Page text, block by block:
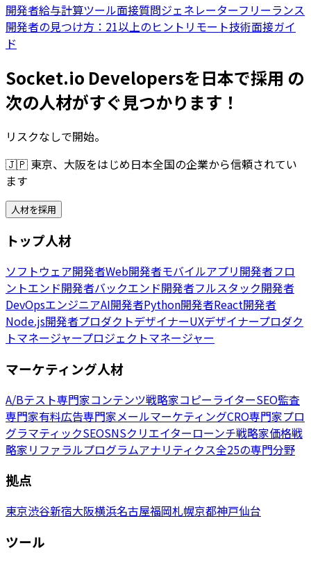
開発者給与計算ツール面接質問ジェネレーターフリーランス
開発者の見つけ方：21以上のヒント リモート技術面接ガイ
ド
Socket.io Developersを日本で採用 の
次の人材がすぐ見つかります！
リスクなしで開始。
🇯🇵 東京、大阪をはじめ日本全国の企業から信頼されてい
ます
人材を採用
トップ人材
ソフトウェア開発者Web開発者モバイルアプリ開発者フロ
ントエンド開発者バックエンド開発者フルスタック開発者
DevOpsエンジニアAI開発者Python開発者React開発者
Node.js開発者プロダクトデザイナーUXデザイナープロダク
トマネージャープロジェクトマネージャー
マーケティング人材
A/Bテスト専門家コンテンツ戦略家コピーライターSEO監査
専門家有料広告専門家メールマーケティングCRO専門家プロ
グラマティックSEOSNSクリエイターローンチ戦略家価格戦
略家リファラルプログラムアナリティクス全25の専門分野
拠点
東京渋谷新宿大阪横浜名古屋福岡札幌京都神戸仙台
ツール